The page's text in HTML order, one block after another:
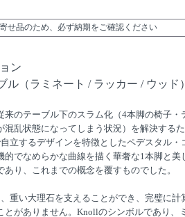
せ品のため、必ず納期をご確認ください
ン
ル（ラミネート / ラッカー / ウッド）
来のテーブル下のスラム化（4本脚の椅子・
混乱状態になってしまう状況）を解決する
立するデザインを特徴としたペデスタル・
的でなめらかな曲線を描く華奢な1本脚と美
り、これまでの概念を覆すものでした。
重い大理石を支えることができ、完璧に計
とがありません。Knollのシンボルであり、